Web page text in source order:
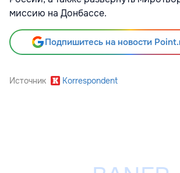
миссию на Донбассе.
Подпишитесь на новости
Источник Korrespondent